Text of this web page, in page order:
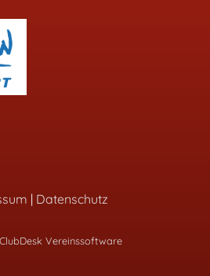
| Datenschutz
Vereinssoftware